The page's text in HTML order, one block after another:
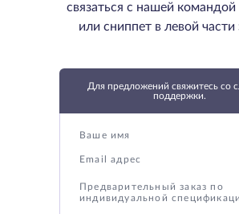
связаться с нашей командой
или сниппет в левой части
Для предложений свяжитесь со
поддержки.